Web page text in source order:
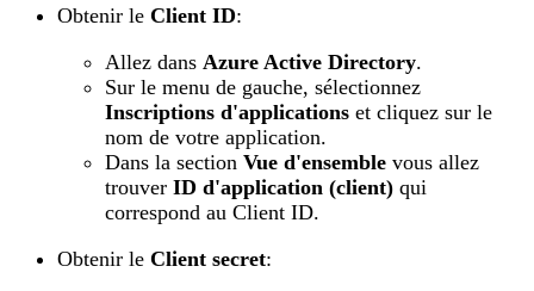
Obtenir le Client ID:
Allez dans Azure Active Directory.
Sur le menu de gauche, sélectionnez
Inscriptions d'applications et cliquez sur le
nom de votre application.
Dans la section Vue d'ensemble vous allez
trouver ID d'application (client) qui
correspond au Client ID.
Obtenir le Client secret: